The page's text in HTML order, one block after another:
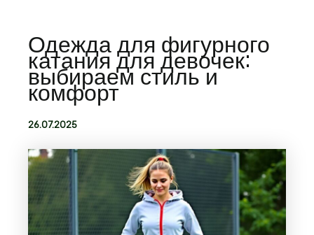
Одежда для фигурного
катания для девочек:
выбираем стиль и
комфорт
26.07.2025